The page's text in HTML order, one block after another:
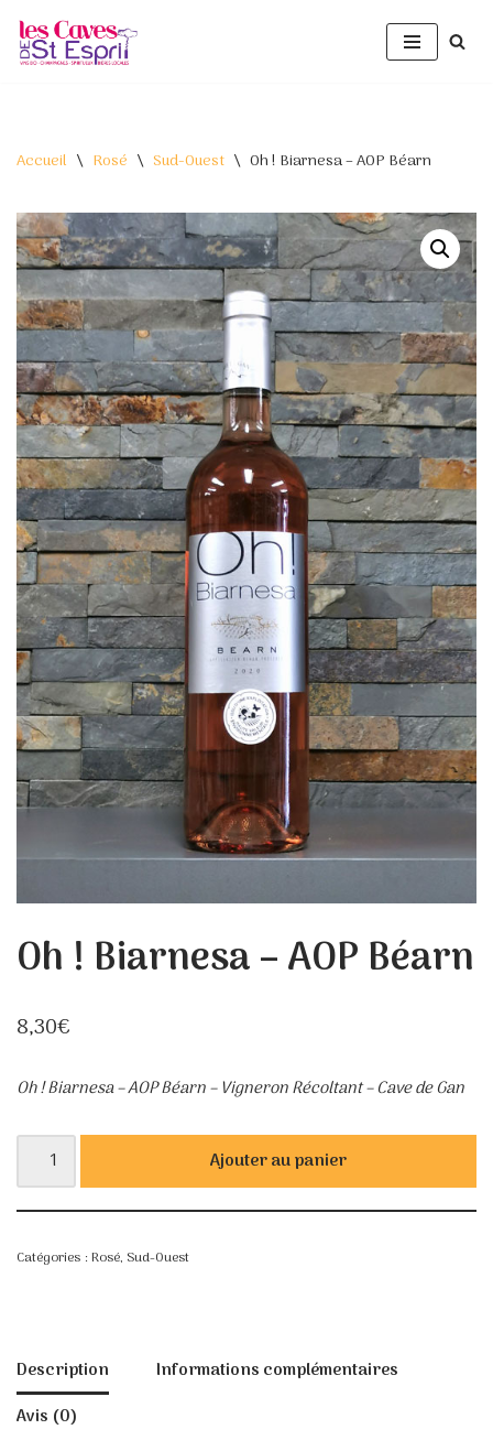
Aller
Accueil \ Rosé \ Sud-Ouest \ Oh ! Biarnesa – AOP Béarn
Oh ! Biarnesa – AOP Béarn
8,30€
Oh ! Biarnesa – AOP Béarn – Vigneron Récoltant – Cave de Gan
Ajouter au panier
Catégories : Rosé, Sud-Ouest
Description
Informations complémentaires
Avis (0)